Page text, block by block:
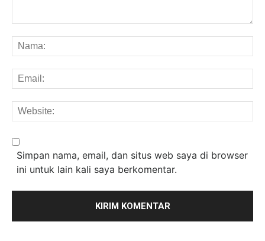
Simpan nama, email, dan situs web saya di browser
ini untuk lain kali saya berkomentar.